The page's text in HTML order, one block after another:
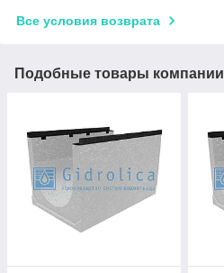
Все условия возврата
Подобные товары компании